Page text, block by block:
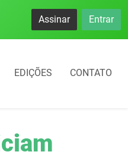
dias em Frederico
Assinar Entrar
EDIÇÕES CONTATO